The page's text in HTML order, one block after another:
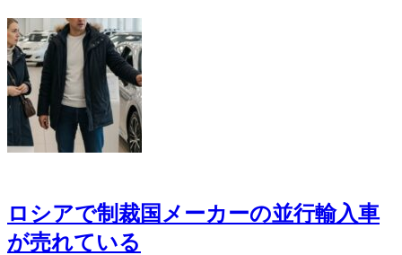
ロシアで制裁国メーカーの並行輸入車
が売れている